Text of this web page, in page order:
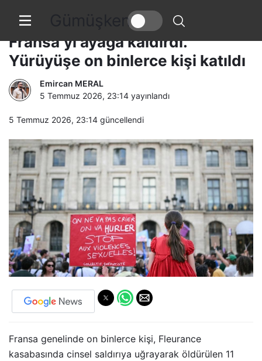
Gümüşkent
Küçük Lyhanna’nın öldürülmesi
Fransa’yı ayağa kaldırdı.
Yürüyüşe on binlerce kişi katıldı
Emircan MERAL
5 Temmuz 2026, 23:14 yayınlandı
5 Temmuz 2026, 23:14 güncellendi
Fransa genelinde on binlerce kişi, Fleurance
kasabasında cinsel saldırıya uğrayarak öldürülen 11